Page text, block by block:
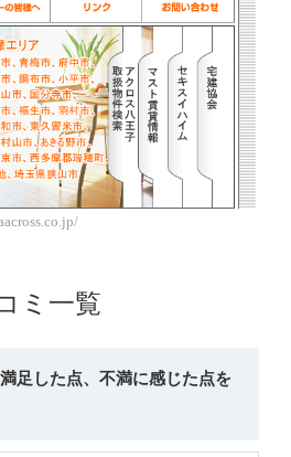
ミ一覧
足した点、不満に感じた点を